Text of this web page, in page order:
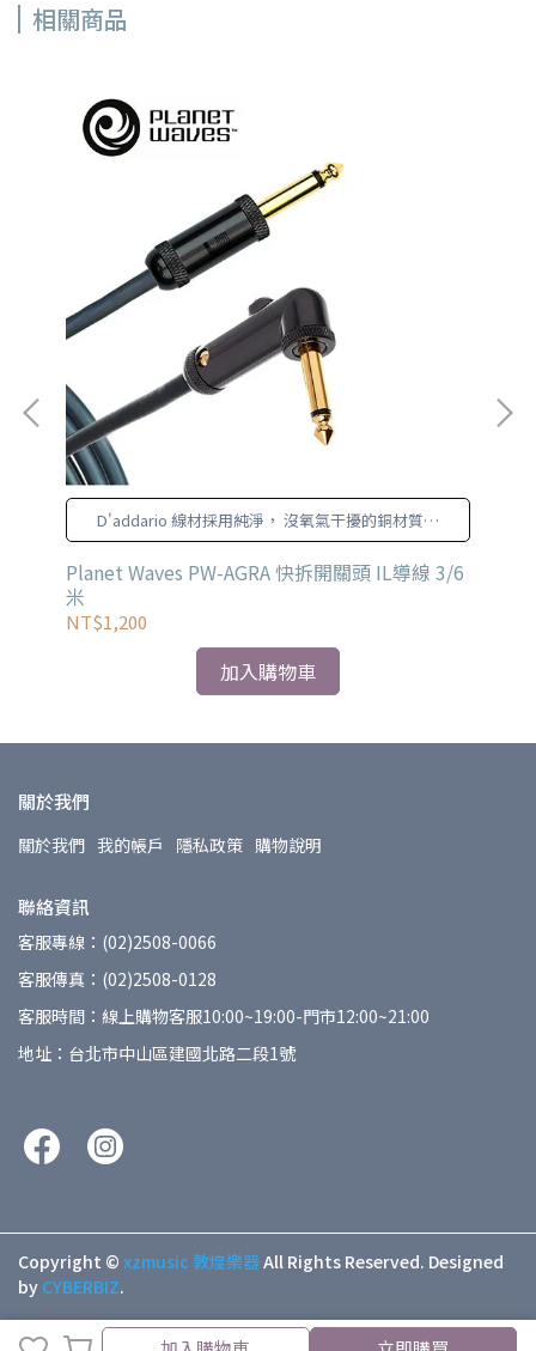
相關商品
D'addario 線材採用純淨， 沒氧氣干擾的銅材質導
體，降低可能的干擾讓聲音訊號
Planet Waves PW-AGRA 快拆開關頭 IL導線 3/6
米
NT$1,200
加入購物車
關於我們
關於我們 我的帳戶 隱私政策 購物說明
聯絡資訊
客服專線：(02)2508-0066
客服傳真：(02)2508-0128
客服時間：線上購物客服10:00~19:00-門市12:00~21:00
地址：台北市中山區建國北路二段1號
Copyright © xzmusic 敦煌樂器All Rights Reserved. Designed
by CYBERBIZ.